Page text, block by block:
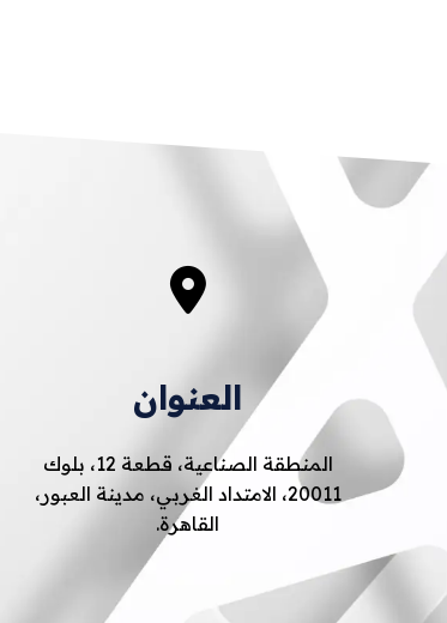
العنوان
المنطقة الصناعية، قطعة 12، بلوك
20011، الامتداد الغربي، مدينة العبور،
القاهرة.